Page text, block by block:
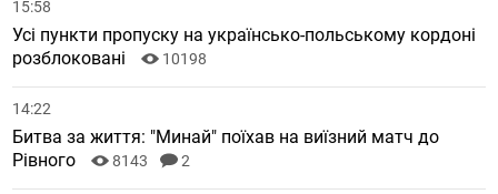
15:58
Усі пункти пропуску на українсько-польському кордоні
розблоковані
10198
14:22
Битва за життя: "Минай" поїхав на виїзний матч до
Рівного
8143 2